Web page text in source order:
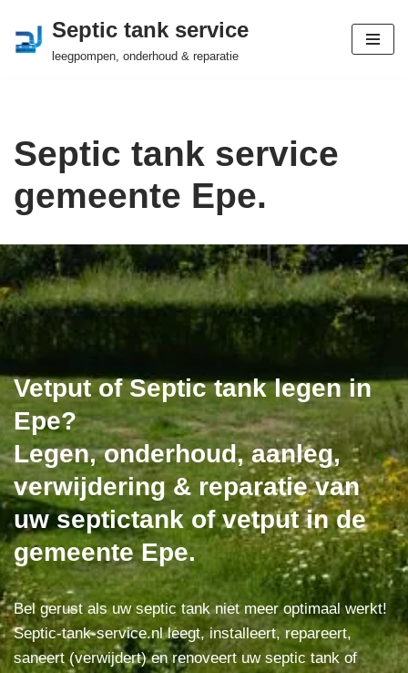
Ga
Septic tank service
leegpompen, onderhoud & reparatie
Septic tank service
gemeente Epe.
Vetput of Septic tank legen in
Epe?
Legen, onderhoud, aanleg,
verwijdering & reparatie van
uw septictank of vetput in de
gemeente Epe.
Bel gerust als uw septic tank niet meer optimaal werkt!
Septic-tank-service.nl leegt, installeert, repareert,
saneert (verwijdert) en renoveert uw septic tank of